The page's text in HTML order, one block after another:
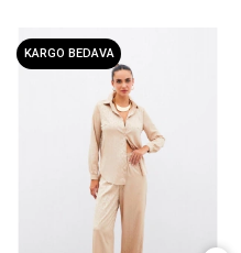
KARGO BEDAVA